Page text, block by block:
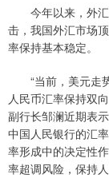
今年以来，外汇
击，我国外汇市场
率保持基本稳定。
“当前，美元走势
人民币汇率保持双
副行长邹澜近期表
中国人民银行的汇
率形成中的决定性
率超调风险，保持